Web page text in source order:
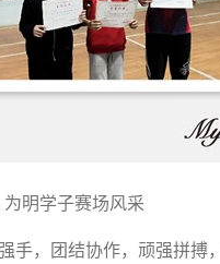
明学子赛场风采
手，团结协作，顽强拼搏